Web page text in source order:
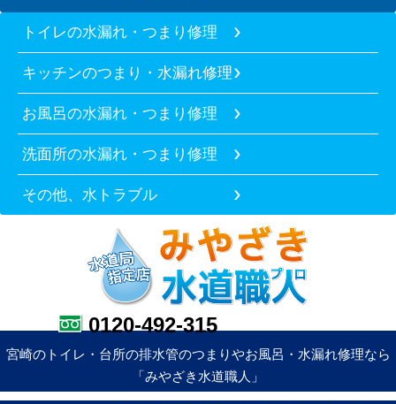
トイレの水漏れ・つまり修理
キッチンのつまり・水漏れ修理
お風呂の水漏れ・つまり修理
洗面所の水漏れ・つまり修理
その他、水トラブル
0120-492-315
宮崎のトイレ・台所の排水管のつまりやお風呂・水漏れ修理なら
「みやざき水道職人」